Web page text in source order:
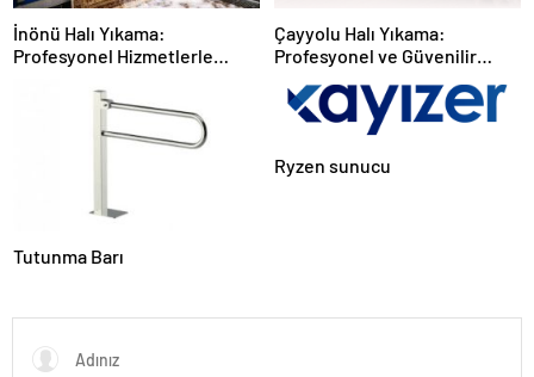
İnönü Halı Yıkama:
Profesyonel Hizmetlerle
Çayyolu Halı Yıkama:
Profesyonel ve Güvenilir
Tutunma Barı
Ryzen sunucu